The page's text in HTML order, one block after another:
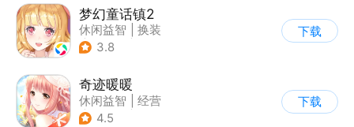
梦幻童话镇2
休闲益智
换装
| 女性向
3.8
下载
奇迹暖暖
休闲益智
经营
| 美少女
4.5
下载